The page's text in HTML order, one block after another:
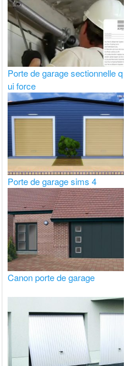
Porte de garage sectionnelle q
ui force
Porte de garage sims 4
Canon porte de garage